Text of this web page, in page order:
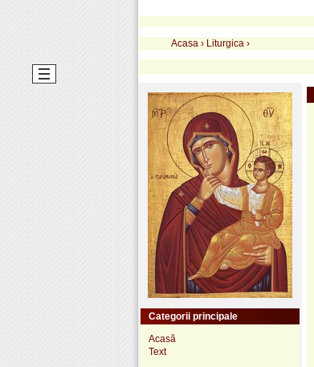
Acasa › Liturgica ›
Categorii principale
Acasă
Text